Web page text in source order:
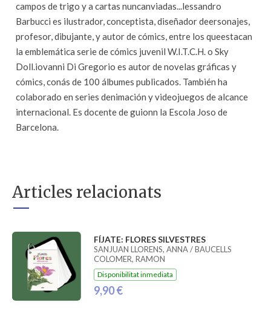
campos de trigo y a cartas nuncanviadas...lessandro
Barbucci es ilustrador, conceptista, diseñador deersonajes,
profesor, dibujante, y autor de cómics, entre los queestacan
la emblemática serie de cómics juvenil W.I.T.C.H. o Sky
Doll.iovanni Di Gregorio es autor de novelas gráficas y
cómics, conás de 100 álbumes publicados. También ha
colaborado en series denimación y videojuegos de alcance
internacional. Es docente de guionn la Escola Joso de
Barcelona.
Articles relacionats
FÍJATE: FLORES SILVESTRES
SANJUAN LLORENS, ANNA / BAUCELLS
COLOMER, RAMON
Disponibilitat inmediata
9,90 €